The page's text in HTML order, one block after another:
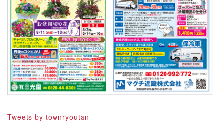
Tweets by townryoutan